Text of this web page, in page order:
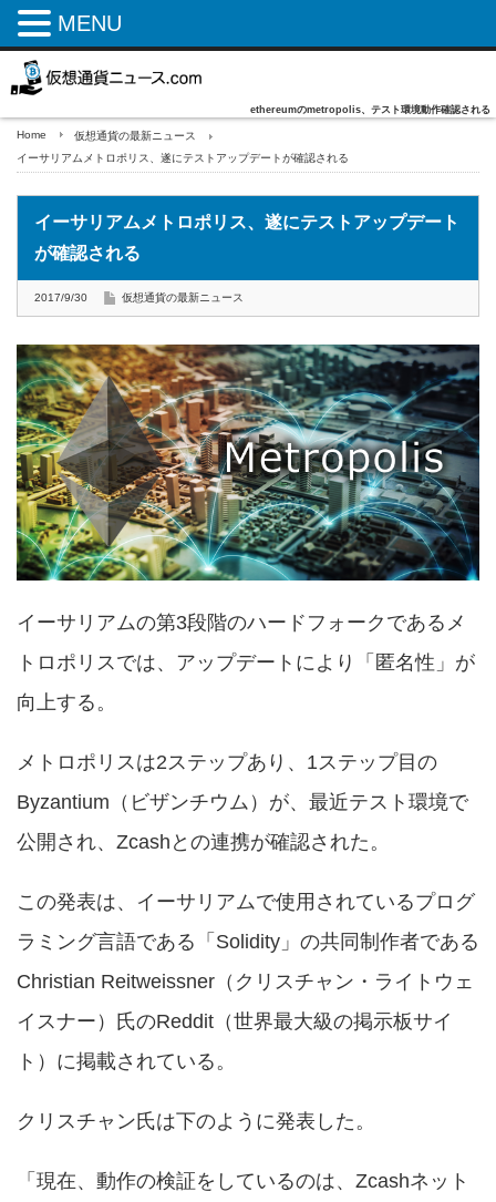
ethereumのmetropolis、テスト環境動作確認される
Home
仮想通貨の最新ニュース
イーサリアムメトロポリス、遂にテストアップデートが確認される
イーサリアムメトロポリス、遂にテストアップデート
が確認される
2017/9/30 仮想通貨の最新ニュース
イーサリアムの第3段階のハードフォークであるメ
トロポリスでは、アップデートにより「匿名性」が
向上する。
メトロポリスは2ステップあり、1ステップ目の
Byzantium（ビザンチウム）が、最近テスト環境で
公開され、Zcashとの連携が確認された。
この発表は、イーサリアムで使用されているプログ
ラミング言語である「Solidity」の共同制作者である
Christian Reitweissner（クリスチャン・ライトウェ
イスナー）氏のReddit（世界最大級の掲示板サイ
ト）に掲載されている。
クリスチャン氏は下のように発表した。
「現在、動作の検証をしているのは、Zcashネット
MENU